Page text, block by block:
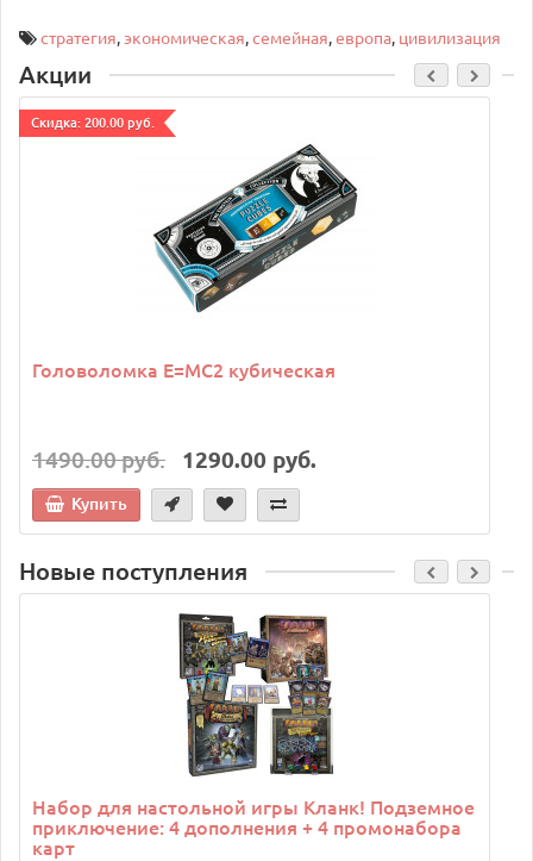
стратегия, экономическая,семейная,европа, цивилизация
Акции
Cкидка: 200.00 руб.
Головоломка E=MC2 кубическая
1490.00 руб. 1290.00 руб.
Купить
Новые поступления
Набор для настольной игры Кланк! Подземное
приключение: 4 дополнения + 4 промонабора
карт